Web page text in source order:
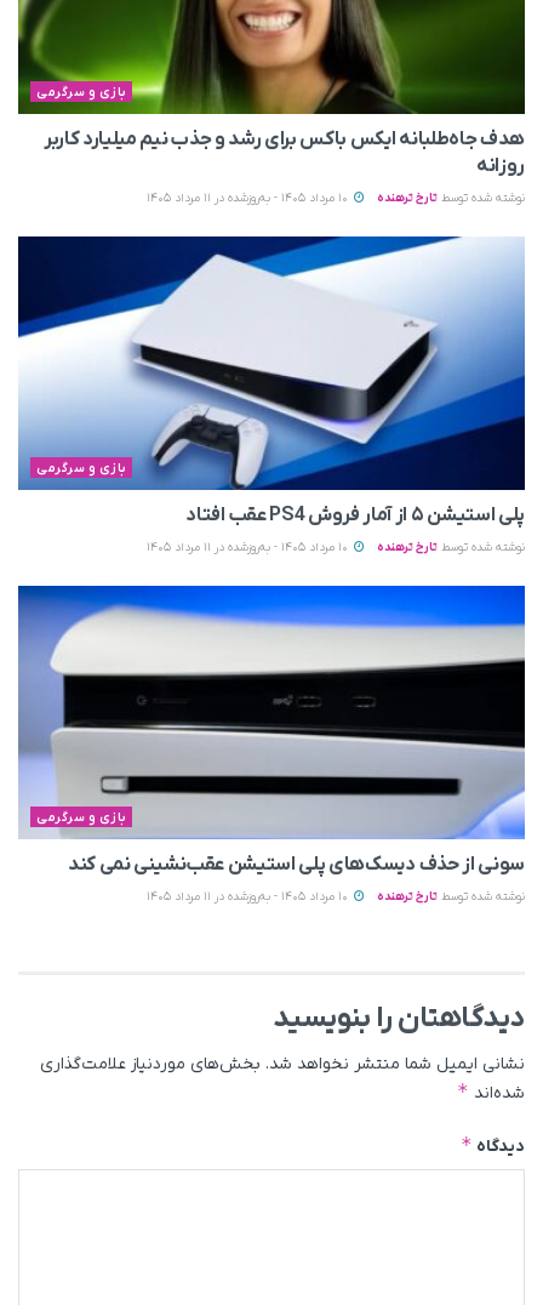
بازی و سرگرمی
هدف جاه‌طلبانه ایکس باکس برای رشد و جذب نیم میلیارد کاربر
روزانه
نوشته شده توسط تارخ ترهنده
بازی و سرگرمی
پلی استیشن ۵ از آمار فروش PS4 عقب افتاد
نوشته شده توسط تارخ ترهنده
بازی و سرگرمی
سونی از حذف دیسک‌های پلی استیشن عقب‌نشینی نمی‌ کند
نوشته شده توسط تارخ ترهنده
دیدگاهتان را بنویسید
نشانی ایمیل شما منتشر نخواهد شد. بخش‌های موردنیاز علامت‌گذاری
شده‌اند *
دیدگاه *